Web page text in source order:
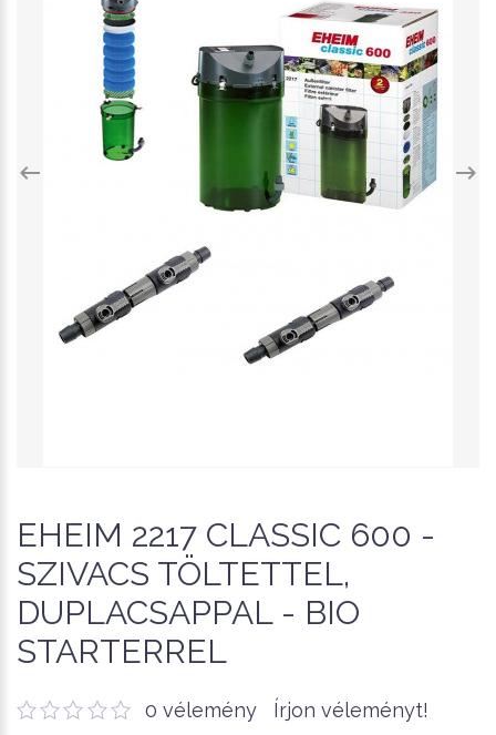
EHEIM 2217 CLASSIC 600 -
SZIVACS TÖLTETTEL,
DUPLACSAPPAL - BIO
STARTERREL
0 vélemény Írjon véleményt!